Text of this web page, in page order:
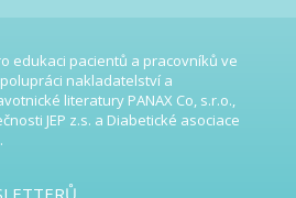
edukaci pacientů a pracovníků ve
nakladatelství a
literatury PANAX Co, s.r.o.,
JEP z.s. a Diabetické asociace